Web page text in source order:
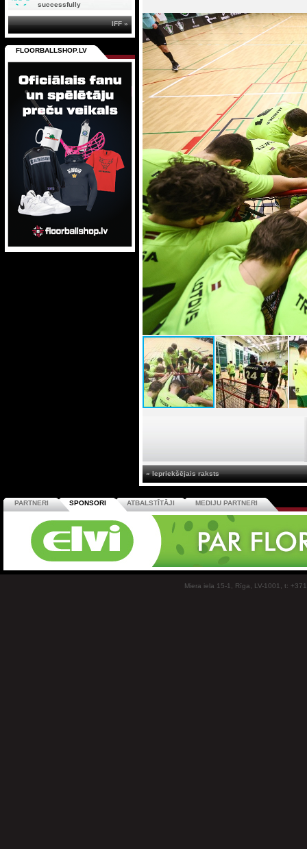
« Iepriekšējais raksts
successfully
IFF »
FLOORBALLSHOP.LV
PARTNERI SPONSORI ATBALSTĪTĀJI MEDIJU PARTNERI
Miera iela 15-1, Rīga, LV-1001, t: